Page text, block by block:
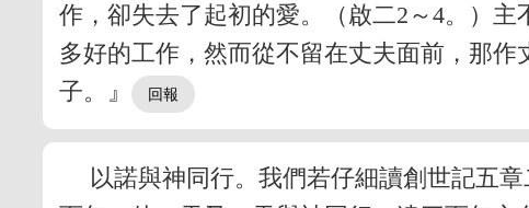
作，卻失去了起初的愛。（啟二2～4。）
多好的工作，然而從不留在丈夫面前，那
子。』
以諾與神同行。我們若仔細讀創世記五